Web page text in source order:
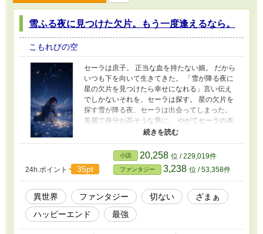
雪ふる夜に見つけた欠片。もう一度逢えるなら。
こもれびの空
セーラは庶子。 正当な血を持たない娘。 だから
いつも下を向いて生きてきた。 「雪が降る夜に
星の欠片を見つけたら幸せになれる」言い伝え
でしかないそれを、セーラは探す。 星の欠片を
探す雪が降る夜、セーラは出会ってしまった。
美麗で身分が高そうな男に。 やがてセーラの本
当の身分が明らかになる。 庶子と呼ばれた娘
は、最後には皇帝陛下の唯一となった。
24h.ポイント 35pt
小説 20,258 位 / 229,019件
ファンタジー 3,238 位 / 53,358件
異世界 ファンタジー 切ない
ざまぁ
ハッピーエンド
最強